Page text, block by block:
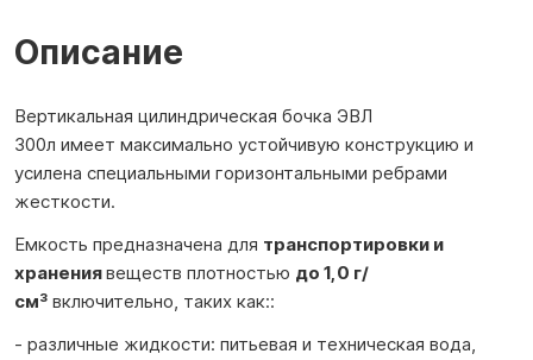
Описание
Вертикальная цилиндрическая бочка ЭВЛ
300л имеет максимально устойчивую конструкцию и
усилена специальными горизонтальными ребрами
жесткости.
Емкость предназначена для транспортировки и
хранениявеществ плотностью до 1,0 г/
см³ включительно, таких как::
- различные жидкости: питьевая и техническая вода,